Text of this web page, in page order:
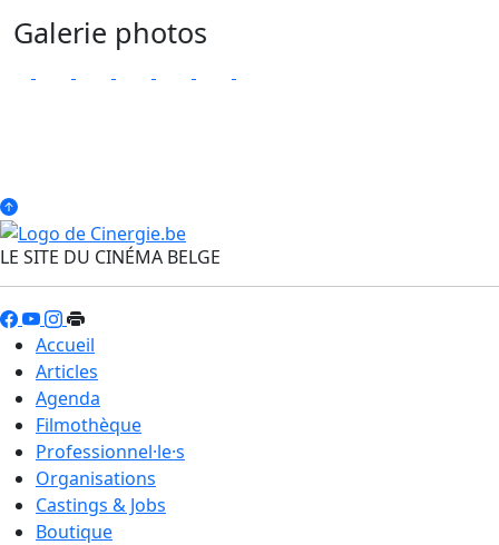
Galerie photos
LE SITE DU CINÉMA BELGE
Accueil
Articles
Agenda
Filmothèque
Professionnel·le·s
Organisations
Castings & Jobs
Boutique